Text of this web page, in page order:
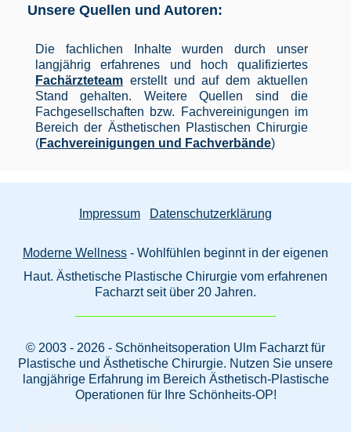
Unsere Quellen und Autoren:
Die fachlichen Inhalte wurden durch unser
langjährig erfahrenes und hoch qualifiziertes
Fachärzteteam erstellt und auf dem aktuellen
Stand gehalten. Weitere Quellen sind die
Fachgesellschaften bzw. Fachvereinigungen im
Bereich der Ästhetischen Plastischen Chirurgie
(Fachvereinigungen und Fachverbände)
Impressum Datenschutzerklärung
Moderne Wellness - Wohlfühlen beginnt in der eigenen
Haut. Ästhetische Plastische Chirurgie vom erfahrenen
Facharzt seit über 20 Jahren.
© 2003 - 2026 - Schönheitsoperation Ulm Facharzt für
Plastische und Ästhetische Chirurgie. Nutzen Sie unsere
langjährige Erfahrung im Bereich Ästhetisch-Plastische
Operationen für Ihre Schönheits-OP!